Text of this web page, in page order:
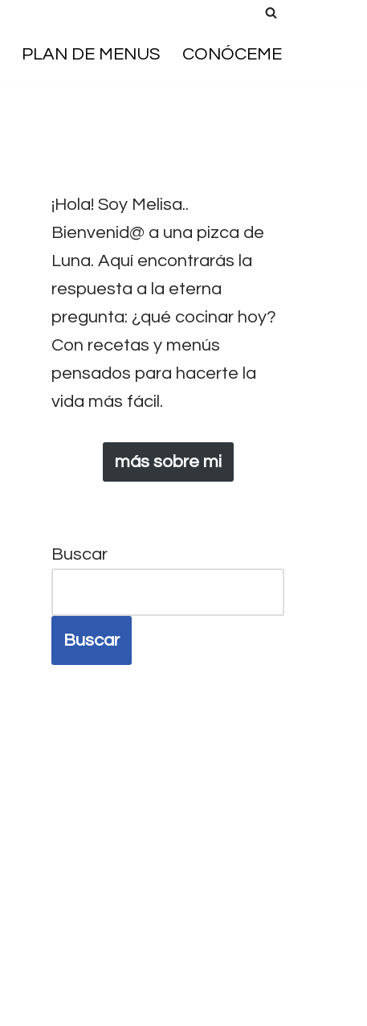
PLAN DE MENUS CONÓCEME
¡Hola! Soy Melisa..
Bienvenid@ a una pizca de
Luna. Aquí encontrarás la
respuesta a la eterna
pregunta: ¿qué cocinar hoy?
Con recetas y menús
pensados para hacerte la
vida más fácil.
más sobre mi
Buscar
Buscar